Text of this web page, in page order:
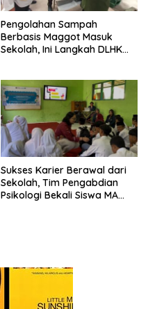
Pengolahan Sampah
Berbasis Maggot Masuk
Sekolah, Ini Langkah DLHK
Sukses Karier Berawal dari
Sekolah, Tim Pengabdian
Psikologi Bekali Siswa MA